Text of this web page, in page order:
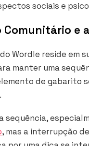
sociais e
Comunitário e
Wordle reside em
manter uma
de gabarito
sequência,
, mas a interrupção